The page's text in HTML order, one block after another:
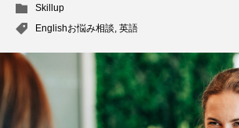
Skillup
Englishお悩み相談, 英語